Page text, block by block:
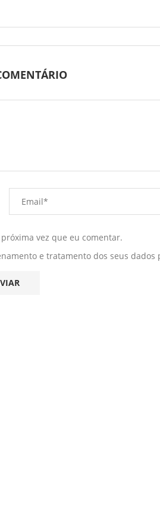
vez que eu comentar.
e tratamento dos seus dados